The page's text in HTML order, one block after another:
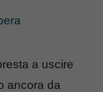
a uscire
ancora da